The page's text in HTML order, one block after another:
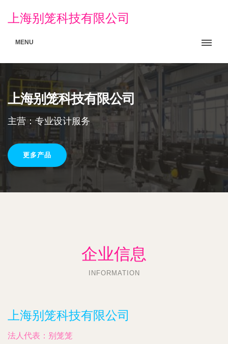
上海别笼科技有限公司
MENU
上海别笼科技有限公司
主营：专业设计服务
更多产品
企业信息
INFORMATION
上海别笼科技有限公司
法人代表： 别笼笼